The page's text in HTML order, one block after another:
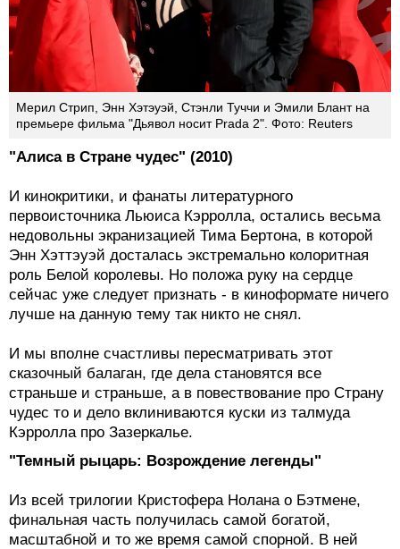
Мерил Стрип, Энн Хэтэуэй, Стэнли Туччи и Эмили Блант на
премьере фильма "Дьявол носит Prada 2". Фото: Reuters
"Алиса в Стране чудес" (2010)
И кинокритики, и фанаты литературного
первоисточника Льюиса Кэрролла, остались весьма
недовольны экранизацией Тима Бертона, в которой
Энн Хэттэуэй досталась экстремально колоритная
роль Белой королевы. Но положа руку на сердце
сейчас уже следует признать - в киноформате ничего
лучше на данную тему так никто не снял.
И мы вполне счастливы пересматривать этот
сказочный балаган, где дела становятся все
страньше и страньше, а в повествование про Страну
чудес то и дело вклиниваются куски из талмуда
Кэрролла про Зазеркалье.
"Темный рыцарь: Возрождение легенды"
Из всей трилогии Кристофера Нолана о Бэтмене,
финальная часть получилась самой богатой,
масштабной и то же время самой спорной. В ней